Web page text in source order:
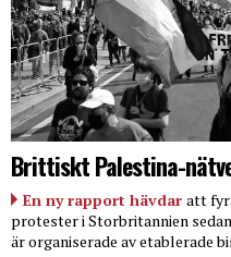
Brittiskt Palestina-
En ny rapport hävdar att
protester i Storbritannien
är organiserade av etablerade